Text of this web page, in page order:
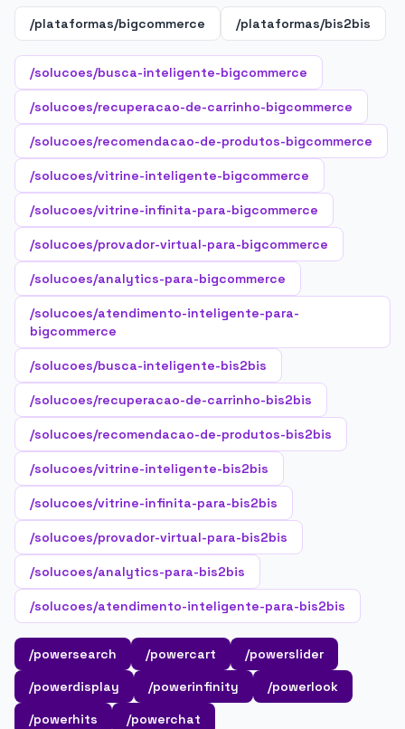
/plataformas/bigcommerce /plataformas/bis2bis
/solucoes/busca-inteligente-bigcommerce
/solucoes/recuperacao-de-carrinho-bigcommerce
/solucoes/recomendacao-de-produtos-bigcommerce
/solucoes/vitrine-inteligente-bigcommerce
/solucoes/vitrine-infinita-para-bigcommerce
/solucoes/provador-virtual-para-bigcommerce
/solucoes/analytics-para-bigcommerce
/solucoes/atendimento-inteligente-para-
bigcommerce
/solucoes/busca-inteligente-bis2bis
/solucoes/recuperacao-de-carrinho-bis2bis
/solucoes/recomendacao-de-produtos-bis2bis
/solucoes/vitrine-inteligente-bis2bis
/solucoes/vitrine-infinita-para-bis2bis
/solucoes/provador-virtual-para-bis2bis
/solucoes/analytics-para-bis2bis
/solucoes/atendimento-inteligente-para-bis2bis
/powersearch /powercart
/powerslider
/powerdisplay
/powerinfinity
/powerlook
/powerhits
/powerchat